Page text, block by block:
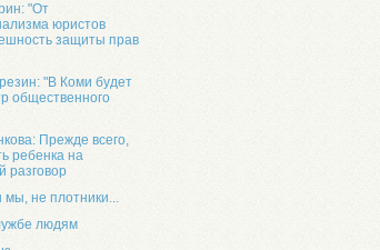
"От
юристов
защиты прав
"В Коми будет
общественного
Прежде всего,
ребенка на
разговор
мы, не плотники...
людям